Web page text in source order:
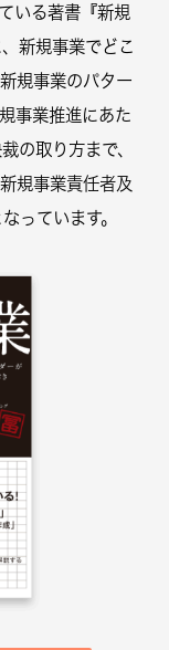
いる著書『新規
新規事業でどこ
規事業のパター
事業推進にあた
の取り方まで、
規事業責任者及
っています。